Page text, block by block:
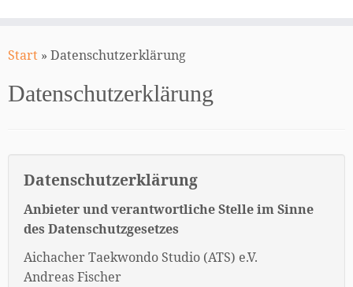
Inhalt
Start » Datenschutzerklärung
Datenschutzerklärung
Datenschutzerklärung
Anbieter und verantwortliche Stelle im Sinne
des Datenschutzgesetzes
Aichacher Taekwondo Studio (ATS) e.V.
Andreas Fischer